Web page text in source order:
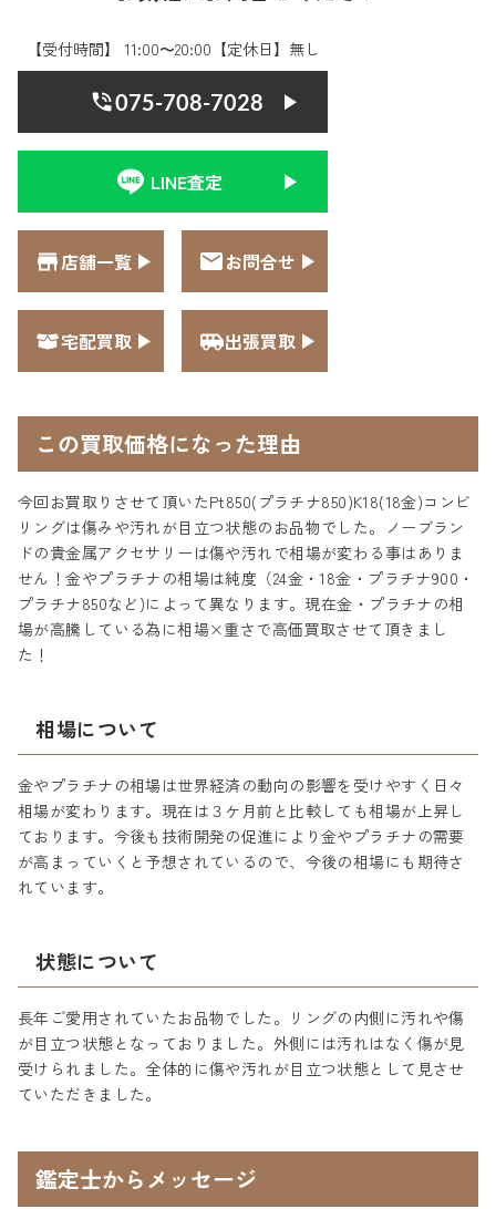
【受付時間】 11:00〜20:00【定休日】無し
075-708-7028
LINE査定
店舗一覧 お問合せ
宅配買取 出張買取
この買取価格になった理由
今回お買取りさせて頂いたPt850(プラチナ850)K18(18金)コンビ
リングは傷みや汚れが目立つ状態のお品物でした。ノーブラン
ドの貴金属アクセサリーは傷や汚れで相場が変わる事はありま
せん！金やプラチナの相場は純度（24金・18金・プラチナ900・
プラチナ850など)によって異なります。現在金・プラチナの相
場が高騰している為に相場×重さで高価買取させて頂きまし
た！
相場について
金やプラチナの相場は世界経済の動向の影響を受けやすく日々
相場が変わります。現在は３ケ月前と比較しても相場が上昇し
ております。今後も技術開発の促進により金やプラチナの需要
が高まっていくと予想されているので、今後の相場にも期待さ
れています。
状態について
長年ご愛用されていたお品物でした。リングの内側に汚れや傷
が目立つ状態となっておりました。外側には汚れはなく傷が見
受けられました。全体的に傷や汚れが目立つ状態として見させ
ていただきました。
鑑定士からメッセージ